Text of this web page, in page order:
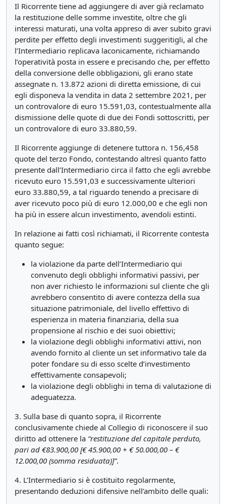
Il Ricorrente tiene ad aggiungere di aver già reclamato
la restituzione delle somme investite, oltre che gli
interessi maturati, una volta appreso di aver subito gravi
perdite per effetto degli investimenti suggeritigli, al che
l’Intermediario replicava laconicamente, richiamando
l’operatività posta in essere e precisando che, per effetto
della conversione delle obbligazioni, gli erano state
assegnate n. 13.872 azioni di diretta emissione, di cui
egli disponeva la vendita in data 2 settembre 2021, per
un controvalore di euro 15.591,03, contestualmente alla
dismissione delle quote di due dei Fondi sottoscritti, per
un controvalore di euro 33.880,59.
Il Ricorrente aggiunge di detenere tuttora n. 156,458
quote del terzo Fondo, contestando altresì quanto fatto
presente dall’Intermediario circa il fatto che egli avrebbe
ricevuto euro 15.591,03 e successivamente ulteriori
euro 33.880,59, a tal riguardo tenendo a precisare di
aver ricevuto poco più di euro 12.000,00 e che egli non
ha più in essere alcun investimento, avendoli estinti.
In relazione ai fatti così richiamati, il Ricorrente contesta
quanto segue:
la violazione da parte dell’Intermediario qui
convenuto degli obblighi informativi passivi, per
non aver richiesto le informazioni sul cliente che gli
avrebbero consentito di avere contezza della sua
situazione patrimoniale, del livello effettivo di
esperienza in materia finanziaria, della sua
propensione al rischio e dei suoi obiettivi;
la violazione degli obblighi informativi attivi, non
avendo fornito al cliente un set informativo tale da
poter fondare su di esso scelte d’investimento
effettivamente consapevoli;
la violazione degli obblighi in tema di valutazione di
adeguatezza.
3. Sulla base di quanto sopra, il Ricorrente
conclusivamente chiede al Collegio di riconoscere il suo
diritto ad ottenere la “restituzione del capitale perduto,
pari ad €83.900,00 [€ 45.900,00 + € 50.000,00 – €
12.000,00 (somma residuata)]”.
4. L’Intermediario si è costituito regolarmente,
presentando deduzioni difensive nell’ambito delle quali: